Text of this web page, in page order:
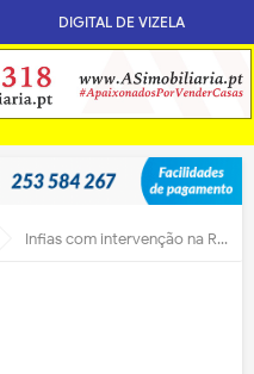
DIGITAL DE VIZELA
Infias com intervenção na Rua Portos Júnior